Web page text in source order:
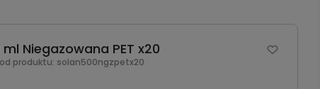
Niegazowana PET x20
produktu: solan500ngzpetx20